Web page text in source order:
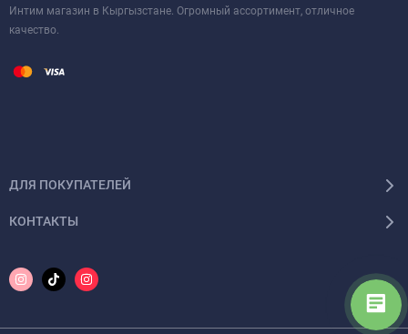
Интим магазин в Кыргызстане. Огромный ассортимент, отличное
качество.
ДЛЯ ПОКУПАТЕЛЕЙ
КОНТАКТЫ